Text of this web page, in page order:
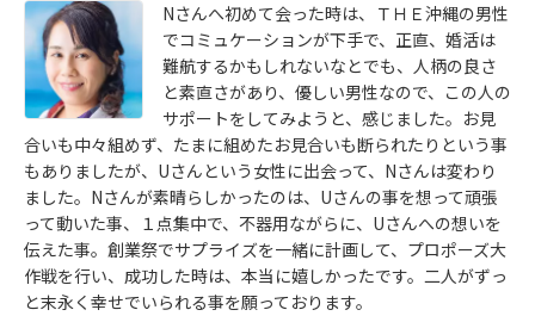
Nさんへ初めて会った時は、ＴＨＥ沖縄の男性
でコミュケーションが下手で、正直、婚活は
難航するかもしれないなとでも、人柄の良さ
と素直さがあり、優しい男性なので、この人の
サポートをしてみようと、感じました。お見
合いも中々組めず、たまに組めたお見合いも断られたりという事
もありましたが、Uさんという女性に出会って、Nさんは変わり
ました。Nさんが素晴らしかったのは、Uさんの事を想って頑張
って動いた事、１点集中で、不器用ながらに、Uさんへの想いを
伝えた事。創業祭でサプライズを一緒に計画して、プロポーズ大
作戦を行い、成功した時は、本当に嬉しかったです。二人がずっ
と末永く幸せでいられる事を願っております。